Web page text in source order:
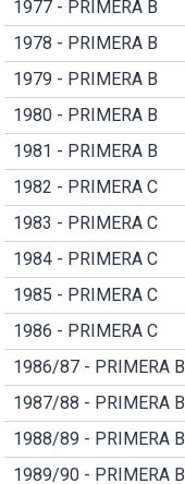
1977 - PRIMERA B
1978 - PRIMERA B
1979 - PRIMERA B
1980 - PRIMERA B
1981 - PRIMERA B
1982 - PRIMERA C
1983 - PRIMERA C
1984 - PRIMERA C
1985 - PRIMERA C
1986 - PRIMERA C
1986/87 - PRIMERA B
1987/88 - PRIMERA B
1988/89 - PRIMERA B
1989/90 - PRIMERA B